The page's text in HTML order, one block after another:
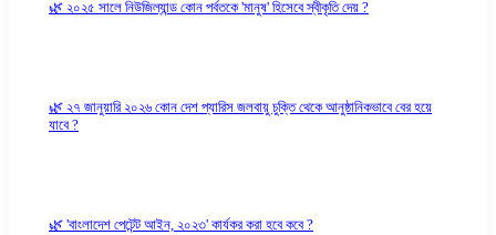
🌿 ২০২৫ সালে নিউজিল্যান্ড কোন পর্বতকে 'মানুষ' হিসেবে স্বীকৃতি দেয় ?
🌿 ২৭ জানুয়ারি ২০২৬ কোন দেশ প্যারিস জলবায়ু চুক্তি থেকে আনুষ্ঠানিকভাবে বের হয়ে
যাবে ?
🌿 'বাংলাদেশ পেটেন্ট আইন, ২০২৩' কার্যকর করা হবে কবে ?